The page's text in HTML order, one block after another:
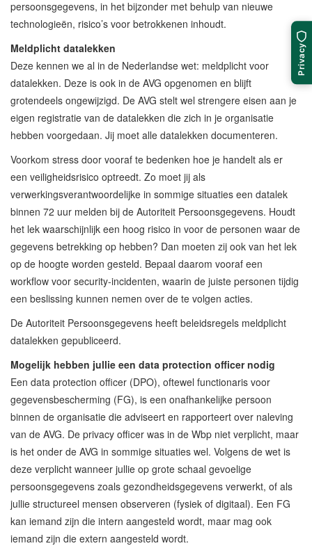
persoonsgegevens, in het bijzonder met behulp van nieuwe
technologieën, risico’s voor betrokkenen inhoudt.
Meldplicht datalekken
Deze kennen we al in de Nederlandse wet: meldplicht voor
datalekken. Deze is ook in de AVG opgenomen en blijft
grotendeels ongewijzigd. De AVG stelt wel strengere eisen aan je
eigen registratie van de datalekken die zich in je organisatie
hebben voorgedaan. Jij moet alle datalekken documenteren.
Voorkom stress door vooraf te bedenken hoe je handelt als er
een veiligheidsrisico optreedt. Zo moet jij als
verwerkingsverantwoordelijke in sommige situaties een datalek
binnen 72 uur melden bij de Autoriteit Persoonsgegevens. Houdt
het lek waarschijnlijk een hoog risico in voor de personen waar de
gegevens betrekking op hebben? Dan moeten zij ook van het lek
op de hoogte worden gesteld. Bepaal daarom vooraf een
workflow voor security-incidenten, waarin de juiste personen tijdig
een beslissing kunnen nemen over de te volgen acties.
De Autoriteit Persoonsgegevens heeft beleidsregels meldplicht
datalekken gepubliceerd.
Mogelijk hebben jullie een data protection officer nodig
Een data protection officer (DPO), oftewel functionaris voor
gegevensbescherming (FG), is een onafhankelijke persoon
binnen de organisatie die adviseert en rapporteert over naleving
van de AVG. De privacy officer was in de Wbp niet verplicht, maar
is het onder de AVG in sommige situaties wel. Volgens de wet is
deze verplicht wanneer jullie op grote schaal gevoelige
persoonsgegevens zoals gezondheidsgegevens verwerkt, of als
jullie structureel mensen observeren (fysiek of digitaal). Een FG
kan iemand zijn die intern aangesteld wordt, maar mag ook
iemand zijn die extern aangesteld wordt.
Privacy